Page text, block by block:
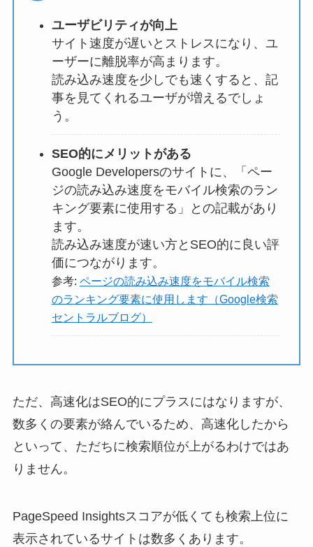
ユーザビリティが向上
サイト速度が遅いとストレスになり、ユ
ーザーに離脱率が高まります。
読み込み速度を少しでも速くすると、記
事を見てくれるユーザが増えるでしょ
う。
SEO的にメリットがある
Google Developersのサイトに、「ペー
ジの読み込み速度をモバイル検索のラン
キング要素に使用する」との記載があり
ます。
読み込み速度が速い方とSEO的に良い評
価につながります。
参考: ページの読み込み速度をモバイル検索
のランキング要素に使用します（Google検索
セントラルブログ）
ただ、高速化はSEO的にプラスにはなりますが、
数多くの要素が絡んでいるため、高速化したから
といって、ただちに検索順位が上がるわけではあ
りません。
PageSpeed Insightsスコアが低くても検索上位に
表示されているサイトは数多くあります。